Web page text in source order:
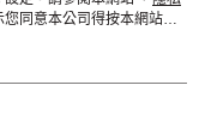
同意本公司得按本網站使